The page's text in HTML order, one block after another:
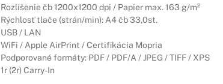
Rozlíšenie čb 1200x1200 dpi / Papier max. 163 g/m²
Rýchlosť tlače (strán/min): A4 čb 33,0st.
USB / LAN
WiFi / Apple AirPrint / Certifikácia Mopria
Podporované formáty: PDF / PDF/A / JPEG / TIFF / XPS
1r (2r) Carry-In